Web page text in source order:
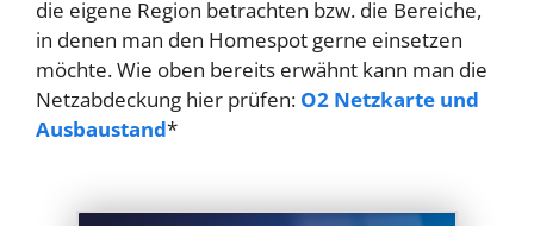
die eigene Region betrachten bzw. die Bereiche,
in denen man den Homespot gerne einsetzen
möchte. Wie oben bereits erwähnt kann man die
Netzabdeckung hier prüfen: O2 Netzkarte und
Ausbaustand*